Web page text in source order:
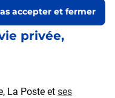
privée,
La Poste et ses
accepter et fermer